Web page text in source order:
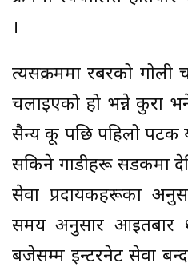
।
त्यसक्रममा रबरको गोली
चलाइएको हो भन्ने कुरा
सैन्य कू पछि पहिलो पटक
सकिने गाडीहरू सडकमा
सेवा प्रदायकहरूका
समय अनुसार आइतबार
बजेसम्म इन्टरनेट सेवा